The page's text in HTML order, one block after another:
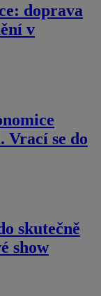
doprava
v
Vrací se do
skutečně
show